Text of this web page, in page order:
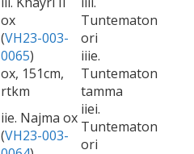
ox
(VH23-003-
0065)
ox, 151cm,
rtkm
Tuntematon
ori
iiie.
Tuntematon
tamma
iie. Najma ox
(VH23-003-
iiei.
Tuntematon
ori